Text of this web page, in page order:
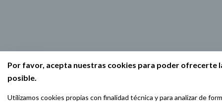
Por favor, acepta nuestras cookies para poder ofrecerte
posible.
Utilizamos cookies propias con finalidad técnica y para analizar de